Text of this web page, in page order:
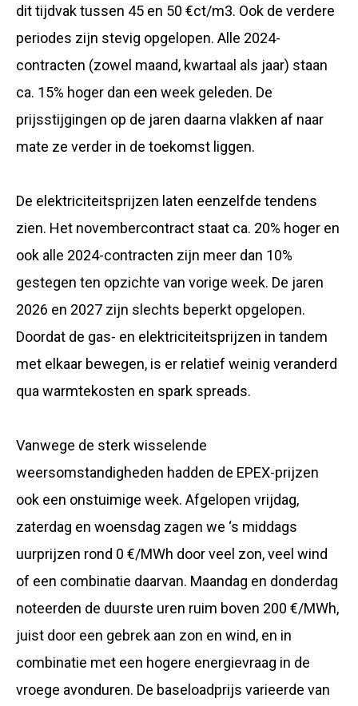
dit tijdvak tussen 45 en 50 €ct/m3. Ook de verdere
periodes zijn stevig opgelopen. Alle 2024-
contracten (zowel maand, kwartaal als jaar) staan
ca. 15% hoger dan een week geleden. De
prijsstijgingen op de jaren daarna vlakken af naar
mate ze verder in de toekomst liggen.
De elektriciteitsprijzen laten eenzelfde tendens
zien. Het novembercontract staat ca. 20% hoger en
ook alle 2024-contracten zijn meer dan 10%
gestegen ten opzichte van vorige week. De jaren
2026 en 2027 zijn slechts beperkt opgelopen.
Doordat de gas- en elektriciteitsprijzen in tandem
met elkaar bewegen, is er relatief weinig veranderd
qua warmtekosten en spark spreads.
Vanwege de sterk wisselende
weersomstandigheden hadden de EPEX-prijzen
ook een onstuimige week. Afgelopen vrijdag,
zaterdag en woensdag zagen we ‘s middags
uurprijzen rond 0 €/MWh door veel zon, veel wind
of een combinatie daarvan. Maandag en donderdag
noteerden de duurste uren ruim boven 200 €/MWh,
juist door een gebrek aan zon en wind, en in
combinatie met een hogere energievraag in de
vroege avonduren. De baseloadprijs varieerde van